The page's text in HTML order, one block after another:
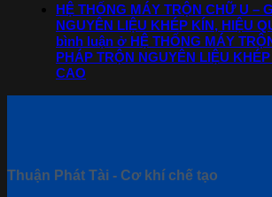
HỆ THỐNG MÁY TRỘN CHỮ U –
NGUYÊN LIỆU KHÉP KÍN, HIỆU
bình luận ở HỆ THỐNG MÁY
PHÁP TRỘN NGUYÊN LIỆU
CAO
Thuận Phát Tài - Cơ khí chế tạo